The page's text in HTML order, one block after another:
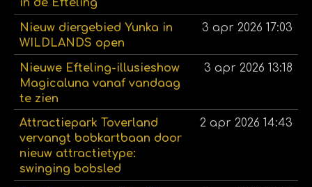
in de Efteling
Nieuw diergebied Yunka in
WILDLANDS open
3 apr 2026 17:03
Nieuwe Efteling-illusieshow
Magicaluna vanaf vandaag
te zien
3 apr 2026 13:18
Attractiepark Toverland
vervangt bobkartbaan door
nieuw attractietype:
swinging bobsled
2 apr 2026 14:43